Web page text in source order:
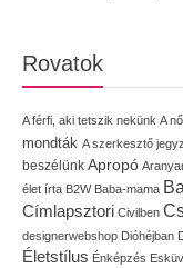
Rovatok
A férfi, aki tetszik nekünk A
mondták A szerkesztő
beszélünk Apropó
élet írta B2W Baba-mama
Címlapsztori Civilben
designerwebshop Dióhéjban
Életstílus Énképzés